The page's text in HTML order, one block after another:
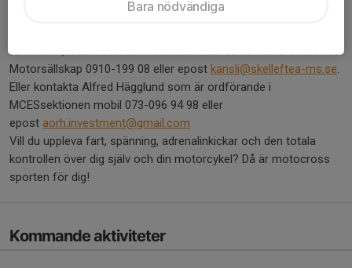
Vart kan jag vända mig?
funktionär, ledare eller som åskådare kan du kontakta Skellefteå
Motorsällskap 0910-199 08 eller epost kansli@skelleftea-ms.se.
Eller kontakta Alfred Hägglund som är ordförande i
MCESsektionen mobil 073-096 94 98 eller
epost aorh.investment@gmail.com
Vill du uppleva fart, spänning, adrenalinkickar och den totala
kontrollen över dig själv och din motorcykel? Då är motocross
sporten för dig!
Kommande aktiviteter
Bara nödvändiga